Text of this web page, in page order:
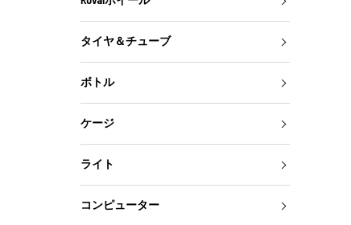
タイヤ＆チューブ
ボトル
ケージ
ライト
コンピューター